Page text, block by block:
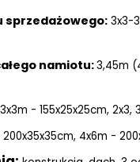
sprzedażowego: 3x3-
namiotu:3,45m
- 155x25x25cm, 2x3,
200x35x35cm, 4x6m -